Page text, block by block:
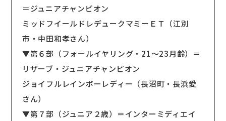
＝ジュニアチャンピオン
ミッドフイールドレデュークマミーＥＴ（江別
市・中田和孝さん）
▼第６部（フォールイヤリング・21〜23月齢）＝
リザーブ・ジュニアチャンピオン
ジョイフルレインボーレディー（長沼町・長浜愛
さん）
▼第７部（ジュニア２歳）＝インターミディエイ